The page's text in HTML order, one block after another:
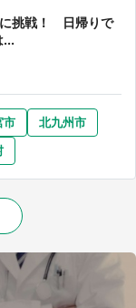
挑戦！ 日帰りで
...
市
北九州市